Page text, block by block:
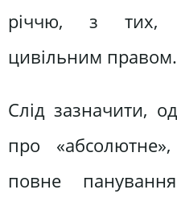
річчю, з тих,
цивільним правом.
Слід зазначити,
про
повне